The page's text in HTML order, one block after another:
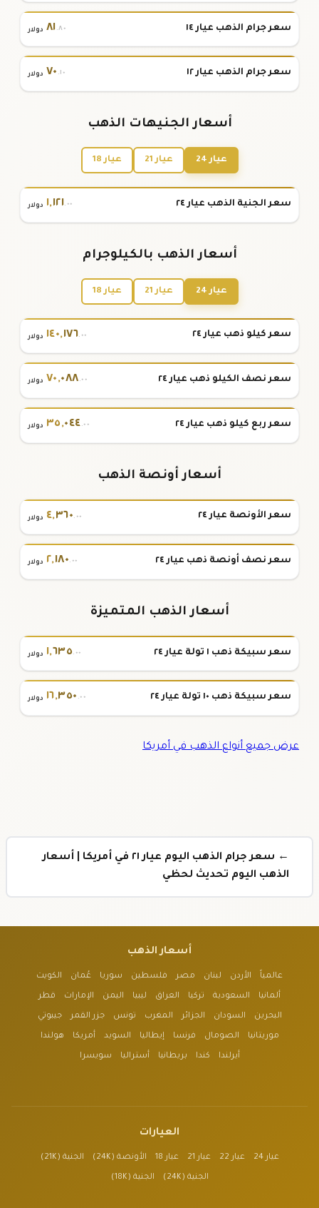
سعر جرام الذهب عيار ١٤ ٨١.٨٠ دولار
سعر جرام الذهب عيار ١٢ ٧٠ .١٠ دولار
أسعار الجنيهات الذهب
عيار 24 عيار 21 عيار 18
سعر الجنية الذهب عيار ٢٤ ١,١٢١.٠٠ دولار
أسعار الذهب بالكيلوجرام
عيار 24 عيار 21 عيار 18
سعر كيلو ذهب عيار ٢٤ ١٤٠,١٧٦.٠٠ دولار
سعر نصف الكيلو ذهب عيار ٢٤ ٧٠,٠٨٨.٠٠ دولار
سعر ربع كيلو ذهب عيار ٢٤ ٣٥,٠٤٤.٠٠ دولار
أسعار أونصة الذهب
سعر الأونصة عيار ٢٤ ٤,٣٦٠.٠٠ دولار
سعر نصف أونصة ذهب عيار ٢٤ ٢,١٨٠.٠٠ دولار
أسعار الذهب المتميزة
سعر سبيكة ذهب ١ تولة عيار ٢٤ ١,٦٣٥.٠٠ دولار
سعر سبيكة ذهب ١٠ تولة عيار ٢٤ ١٦,٣٥٠ .٠٠ دولار
عرض جميع أنواع الذهب في أمريكا
← سعر جرام الذهب اليوم عيار ٢١ في أمريكا | أسعار
الذهب اليوم تحديث لحظي
أسعار الذهب
عالمياً الأردن لبنان مصر فلسطين سوريا عُمان الكويت
ألمانيا السعودية تركيا العراق ليبيا اليمن الإمارات قطر
البحرين السودان الجزائر المغرب تونس جزر القمر جيبوتي
موريتانيا الصومال فرنسا إيطاليا السويد أمريكا هولندا
أيرلندا كندا بريطانيا أستراليا سويسرا
العيارات
عيار 24 عيار 22 عيار 21 عيار 18 الأونصة (24K) الجنية (21K)
الجنية (24K) الجنية (18K)